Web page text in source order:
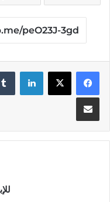
فيسبوك‫X
مشاركة عبر البريد